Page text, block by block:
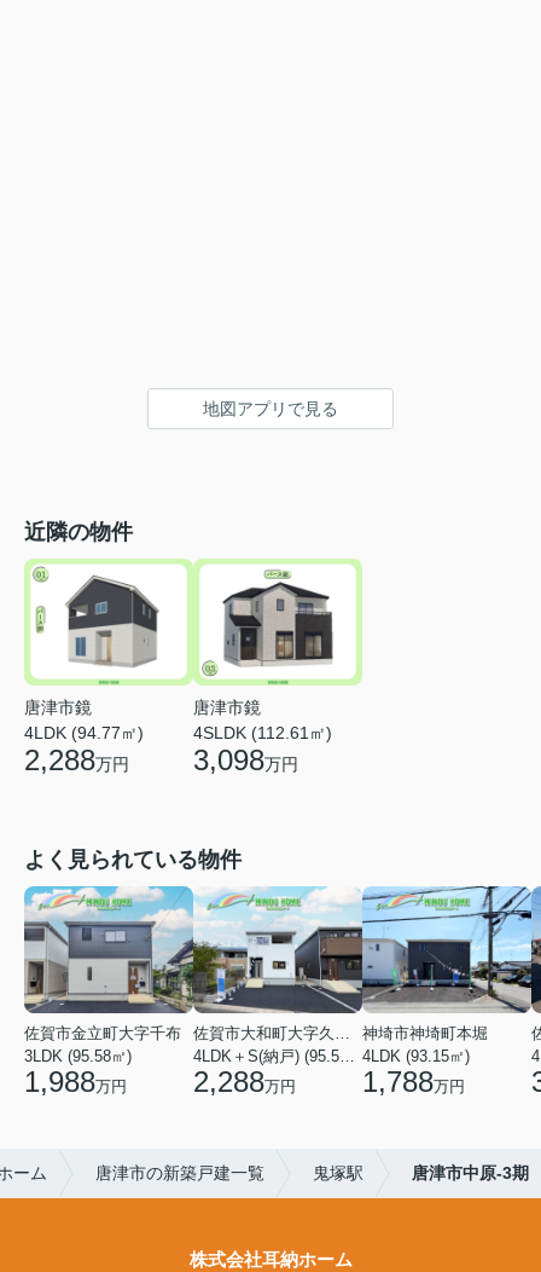
地図アプリで見る
近隣の物件
唐津市鏡
4LDK (94.77㎡)
2,288万円
唐津市鏡
4SLDK (112.61㎡)
3,098万円
よく見られている物件
佐賀市金立町大字千布
3LDK (95.58㎡)
1,988万円
佐賀市大和町大字久池井
4LDK＋S(納戸) (95.58㎡)
2,288万円
神埼市神埼町本堀
4LDK (93.15㎡)
1,788万円
ーム 唐津市の新築戸建一覧 鬼塚駅 唐津市中原-3期
株式会社耳納ホーム